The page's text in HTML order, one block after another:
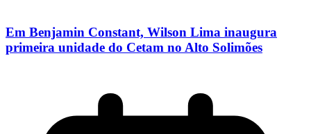
Em Benjamin Constant, Wilson Lima inaugura
primeira unidade do Cetam no Alto Solimões